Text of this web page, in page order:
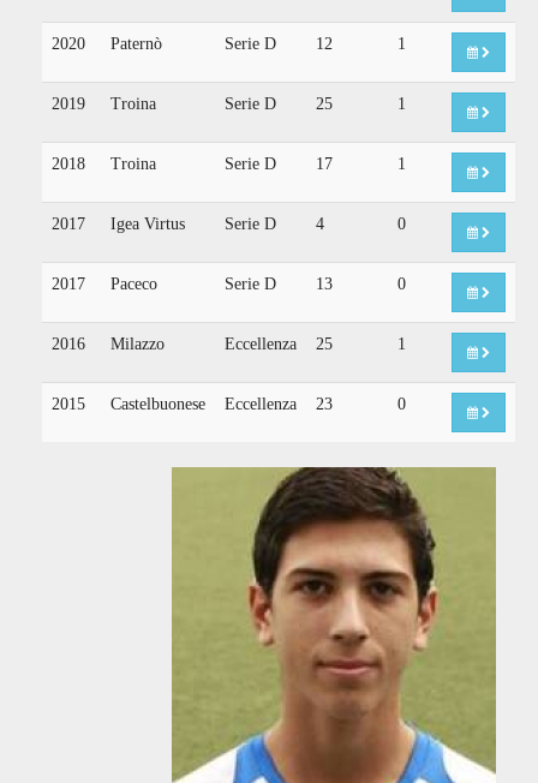
2020 Paternò Serie D 12 1
2019 Troina Serie D 25 1
2018 Troina Serie D 17 1
2017 Igea Virtus Serie D 4 0
2017 Paceco Serie D 13 0
2016 Milazzo Eccellenza 25 1
2015 Castelbuonese Eccellenza 23 0